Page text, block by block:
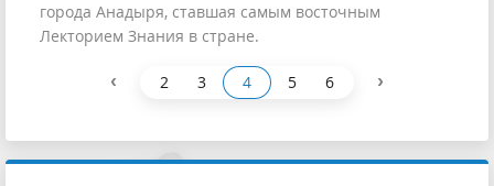
города Анадыря, ставшая самым восточным
Лекторием Знания в стране.
‹ 2 3 4 5 6 ›